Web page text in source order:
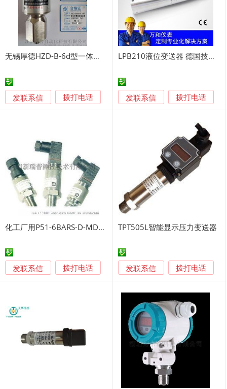
无锡厚德HZD-B-6d型一体化防爆振动变送器
发联系信 拨打电话
LPB210液位变送器 德国技术 LPB210液位变送器 厂家直供
发联系信 拨打电话
化工厂用P51-6BARS-D-MD-20MA压力变送器
发联系信 拨打电话
TPT505L智能显示压力变送器
发联系信 拨打电话